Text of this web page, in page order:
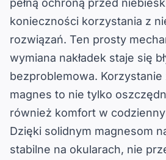
konieczności korzystania z
rozwiązań. Ten prosty
wymiana nakładek staje się
bezproblemowa. Korzystanie
magnes to nie tylko
również komfort w
Dzięki solidnym magnesom
stabilne na okularach, nie